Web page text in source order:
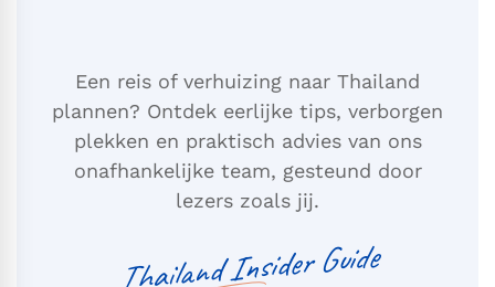
Een reis of verhuizing naar Thailand
plannen? Ontdek eerlijke tips, verborgen
plekken en praktisch advies van ons
onafhankelijke team, gesteund door
lezers zoals jij.
Thailand Insider Guide